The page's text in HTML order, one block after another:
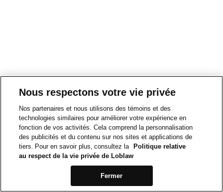
Nous respectons votre vie privée
Nos partenaires et nous utilisons des témoins et des
technologies similaires pour améliorer votre expérience en
fonction de vos activités. Cela comprend la personnalisation
des publicités et du contenu sur nos sites et applications de
tiers. Pour en savoir plus, consultez la
Politique relative
au respect de la vie privée de Loblaw
Fermer